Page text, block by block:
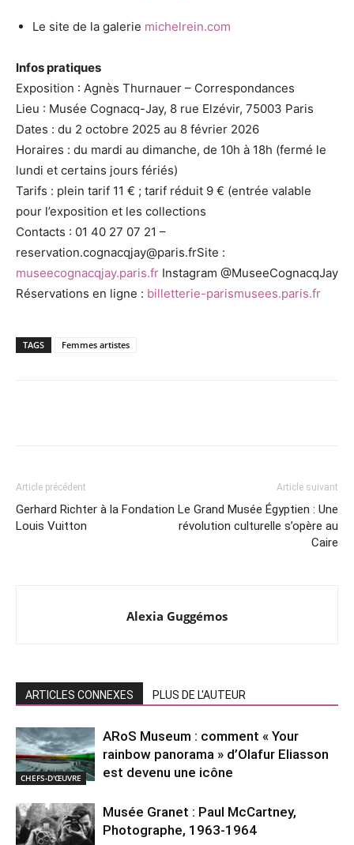
Le site de la galerie michelrein.com
Infos pratiques
Exposition : Agnès Thurnauer – Correspondances
Lieu : Musée Cognacq-Jay, 8 rue Elzévir, 75003 Paris
Dates : du 2 octobre 2025 au 8 février 2026
Horaires : du mardi au dimanche, de 10h à 18h (fermé le
lundi et certains jours fériés)
Tarifs : plein tarif 11 € ; tarif réduit 9 € (entrée valable
pour l’exposition et les collections
Contacts : 01 40 27 07 21 –
reservation.cognacqjay@paris.frSite :
museecognacqjay.paris.fr Instagram @MuseeCognacqJay
Réservations en ligne : billetterie-parismusees.paris.fr
TAGS Femmes artistes
Article précédent
Gerhard Richter à la Fondation
Louis Vuitton
Article suivant
Le Grand Musée Égyptien : Une
révolution culturelle s’opère au
Caire
Alexia Guggémos
ARTICLES CONNEXES PLUS DE L'AUTEUR
CHEFS-D'ŒUVRE
ARoS Museum : comment « Your
rainbow panorama » d’Olafur Eliasson
est devenu une icône
Musée Granet : Paul McCartney,
Photographe, 1963-1964